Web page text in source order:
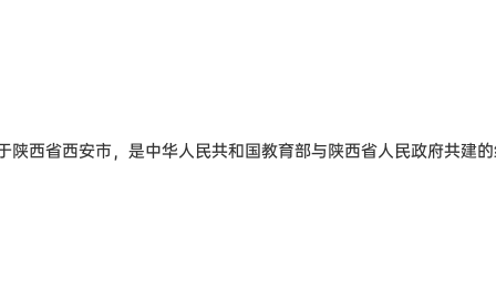
陕西省西安市，是中华人民共和国教育部与陕西省人民政府共建